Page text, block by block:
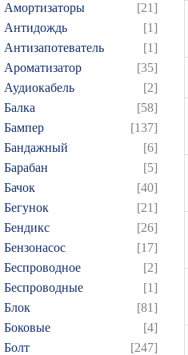
Амортизаторы
[21]
Антидождь
[1]
Антизапотеватель
[1]
Ароматизатор
[35]
Аудиокабель
[2]
Балка
[58]
Бампер
[137]
Бандажный
[6]
Барабан
[5]
Бачок
[40]
Бегунок
[21]
Бендикс
[26]
Бензонасос
[17]
Беспроводное
[2]
Беспроводные
[1]
Блок
[81]
Боковые
[4]
Болт
[247]